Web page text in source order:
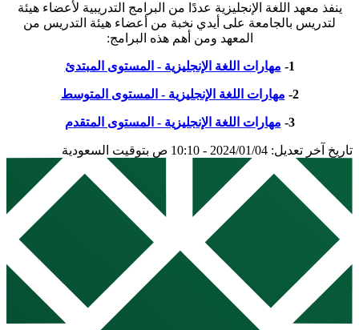
ينفذ معهد اللغة الإنجليزية عددًا من البرامج التدريبية لأعضاء هيئة
لتدريس بالجامعة على أيدي نخبة من أعضاء هيئة التدريس من
المعهد ومن أهم هذه البرامج:
1- مهارات اللغة الإنجليزية - المستوى المبتدئ
2- مهارات اللغة الإنجليزية - المستوى المتوسط
3- مهارات اللغة الإنجليزية - المستوى المتقدم
تاريخ آخر تعديل: 2024/01/04 - 10:10 ص بتوقيت السعودية